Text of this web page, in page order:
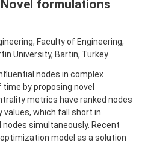
formulations
Faculty of Engineering,
University, Bartin, Turkey
nodes in complex
by proposing novel
metrics have ranked nodes
values, which fall short in
simultaneously. Recent
model as a solution